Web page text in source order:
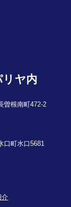
リヤ内
曽根南町472-2
口町水口5681
介